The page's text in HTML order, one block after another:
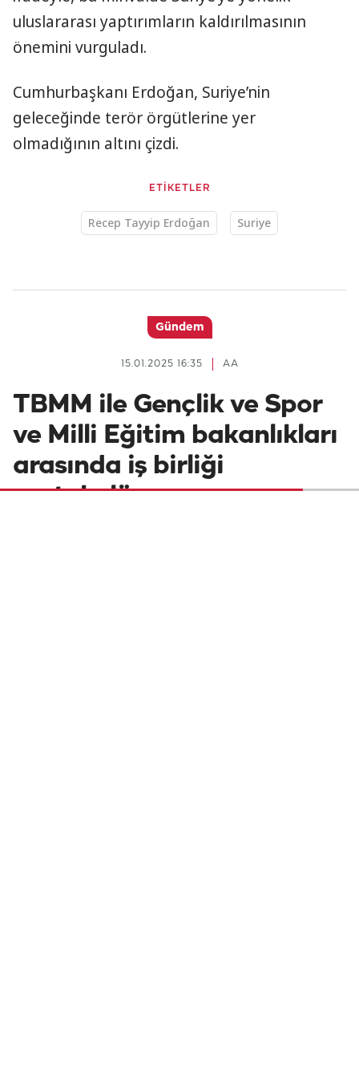
uluslararası yaptırımların kaldırılmasının
önemini vurguladı.
Cumhurbaşkanı Erdoğan, Suriye’nin
geleceğinde terör örgütlerine yer
olmadığının altını çizdi.
ETİKETLER
Recep Tayyip Erdoğan Suriye
Gündem
AA
15.01.2025 16:35
TBMM ile Gençlik ve Spor
ve Milli Eğitim bakanlıkları
arasında iş birliği
protokolü